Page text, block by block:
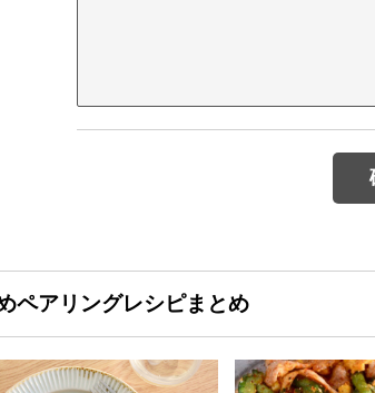
ペアリングレシピまとめ